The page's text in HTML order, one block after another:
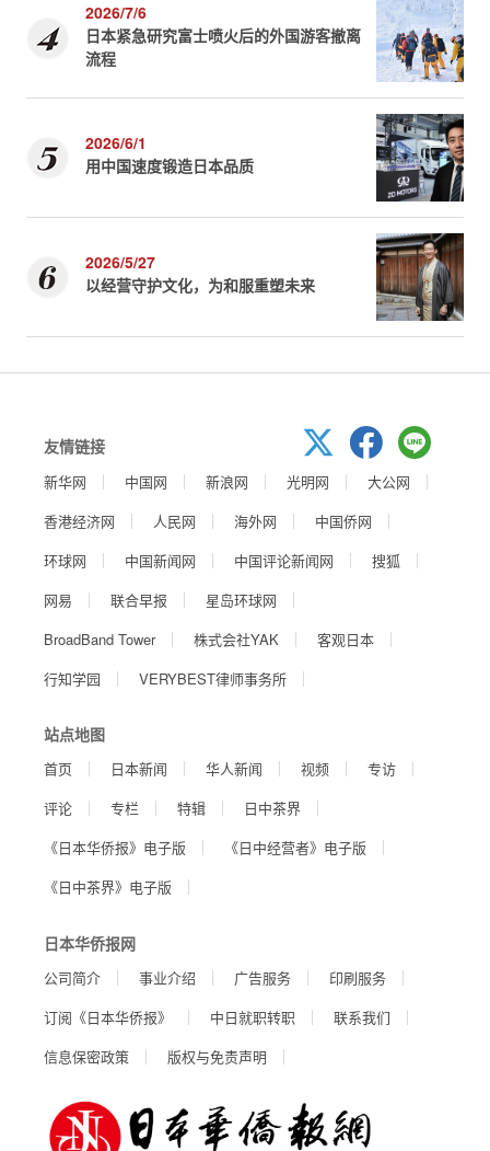
2026/7/6
日本紧急研究富士喷火后的外国游客撤离
流程
2026/6/1
用中国速度锻造日本品质
2026/5/27
以经营守护文化，为和服重塑未来
友情链接
新华网 中国网 新浪网 光明网
大公网
香港经济网
人民网 海外网
中国侨网
环球网
中国新闻网 中国评论新闻网
搜狐
网易
联合早报
星岛环球网
BroadBand Tower
株式会社YAK
客观日本
行知学园
VERYBEST律师事务所
站点地图
首页 日本新闻 华人新闻 视频
专访
评论
专栏 特辑
日中茶界
《日本华侨报》电子版
《日中经营者》电子版
《日中茶界》电子版
日本华侨报网
公司简介 事业介绍 广告服务
印刷服务
订阅《日本华侨报》
中日就职转职
联系我们
信息保密政策
版权与免责声明